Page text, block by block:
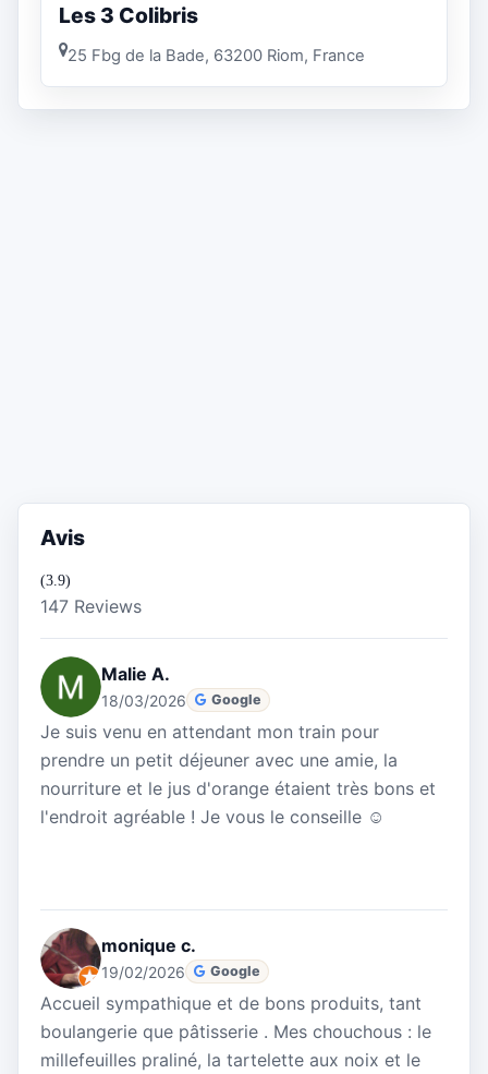
Les 3 Colibris
25 Fbg de la Bade, 63200 Riom, France
Avis
(3.9)
147 Reviews
Malie A.
18/03/2026 Google
Je suis venu en attendant mon train pour
prendre un petit déjeuner avec une amie, la
nourriture et le jus d'orange étaient très bons et
l'endroit agréable ! Je vous le conseille ☺️
monique c.
19/02/2026 Google
Accueil sympathique et de bons produits, tant
boulangerie que pâtisserie . Mes chouchous : le
millefeuilles praliné, la tartelette aux noix et le